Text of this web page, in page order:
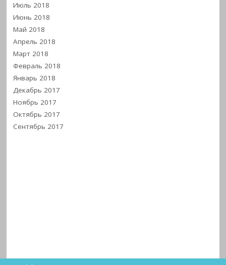
Июль 2018
Июнь 2018
Май 2018
Апрель 2018
Март 2018
Февраль 2018
Январь 2018
Декабрь 2017
Ноябрь 2017
Октябрь 2017
Сентябрь 2017